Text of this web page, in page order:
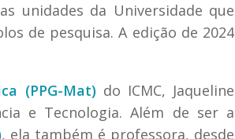
unidades da Universidade que
de pesquisa. A edição de 2024
(PPG-Mat)do ICMC, Jaqueline
e Tecnologia. Além de ser a
, ela também é professora, desde